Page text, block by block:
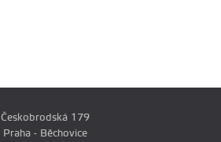
Českobrodská 179
Praha - Běchovice